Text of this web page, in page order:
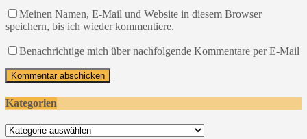
Meinen Namen, E-Mail und Website in diesem Browser
speichern, bis ich wieder kommentiere.
Benachrichtige mich über nachfolgende Kommentare per E-Mail
Kategorien
Kategorien